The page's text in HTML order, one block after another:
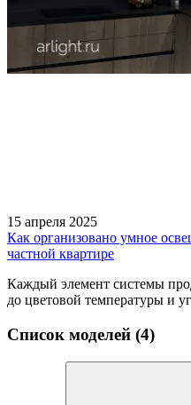
15 апреля 2025
Как организовано умное
частной квартире
Каждый элемент системы
до цветовой температуры и
Список моделей (4)